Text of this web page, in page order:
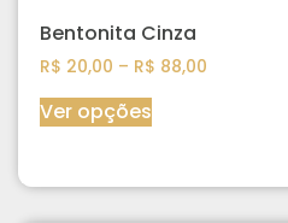
Bentonita Cinza
R$ 20,00 – R$ 88,00
Ver opções